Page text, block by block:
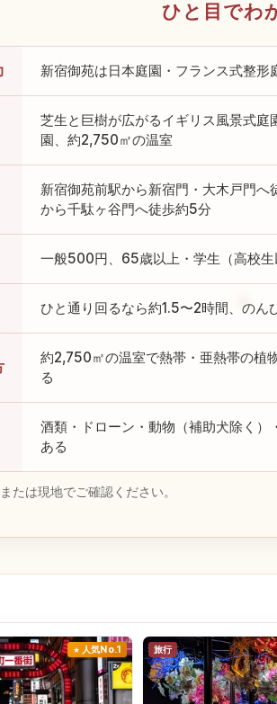
ひと目でわ
新宿御苑は日本庭園・フランス式整
芝生と巨樹が広がるイギリス風景式
園、約2,750㎡の温室
新宿御苑前駅から新宿門・大木戸門
から千駄ヶ谷門へ徒歩約5分
一般500円、65歳以上・学生（高校
ひと通り回るなら約1.5〜2時間、のん
約2,750㎡の温室で熱帯・亜熱帯の植
る
酒類・ドローン・動物（補助犬除く
ある
たは現地でご確認ください。
人気No.1 旅行